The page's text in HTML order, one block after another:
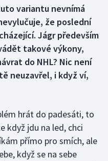
variantu nevnímá
že poslední
Jágr především
takové výkony,
do NHL? Nic není
neuzavřel, i když ví,
hrát do padesáti, to
když jdu na led, chci
přímo pro smích, ale
když se na sebe